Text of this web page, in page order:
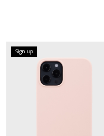
Sign up